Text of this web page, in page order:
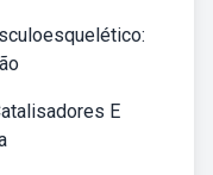
E